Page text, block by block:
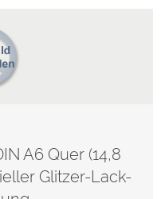
A6 Quer (14,8
Glitzer-Lack-